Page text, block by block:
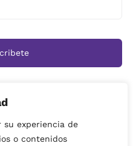
su experiencia de
o contenidos
Rosas
Centros
Contacto